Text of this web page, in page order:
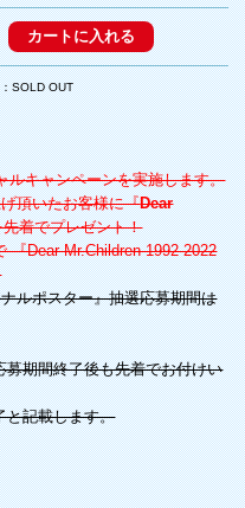
SOLD OUT
ルキャンペーンを実施します。
頂いたお客様に『Dear
先着でプレゼント！
『Dear Mr.Children 1992-2022
ルポスター』抽選応募期間は
期間終了後も先着でお付けい
と記載します。